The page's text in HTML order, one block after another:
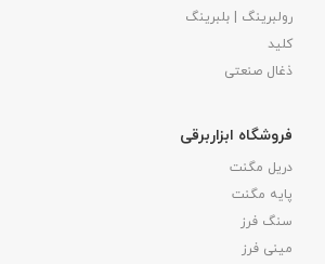
رولبرینگ | بلبرینگ
کلید
ذغال صنعتی
فروشگاه ابزاربرقی
دریل مگنت
پایه مگنت
سنگ فرز
مینی فرز